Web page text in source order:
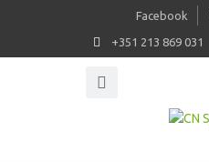
Facebook
+351 213 869 031